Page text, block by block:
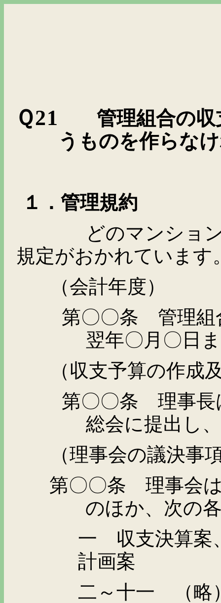
Ｑ21
管理組合の
うものを作らな
１．管理規約
どのマンション管
規定がおかれています
（会計年度）
第〇〇条 管理組
翌年〇月〇日
（収支予算の作成
第〇〇条 理事長
総会に提出し
（理事会の議決事
第〇〇条 理事会
のほか、次の
一 収支決算案
計画案
二～十一 （略